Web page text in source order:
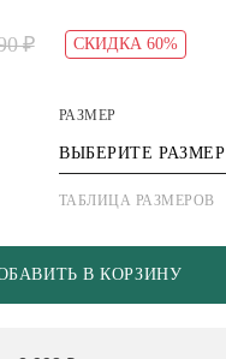
₽ СКИДКА 60%
РАЗМЕР
ВЫБЕРИТЕ РАЗМЕР
ТАБЛИЦА РАЗМЕРОВ
В КОРЗИНУ